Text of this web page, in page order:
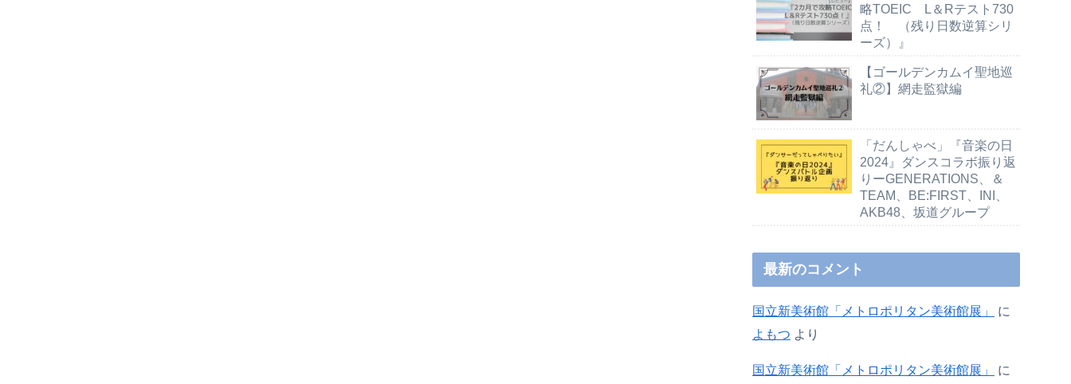
略TOEIC L＆Rテスト730
点！ （残り日数逆算シリ
ーズ）』
【ゴールデンカムイ聖地巡
礼②】網走監獄編
「だんしゃべ」『音楽の日
2024』ダンスコラボ振り返
りーGENERATIONS、＆
TEAM、BE:FIRST、INI、
AKB48、坂道グループ
最新のコメント
国立新美術館「メトロポリタン美術館展」
に
よもつ より
国立新美術館「メトロポリタン美術館展」
に